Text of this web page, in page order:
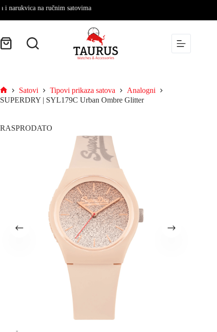
na ručnim satovima
Satovi Tipovi prikaza satova
Analogni
SUPERDRY | SYL179C Urban Ombre Glitter
RASPRODATO